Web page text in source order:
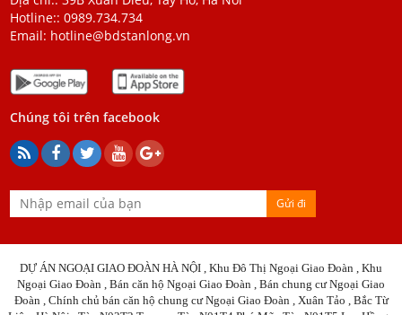
Hotline::0989.734.734
Email: hotline@bdstanlong.vn
Chúng tôi trên facebook
Gửi đi
DỰ ÁN NGOẠI GIAO ĐOÀN HÀ NỘI , Khu Đô Thị Ngoại Giao Đoàn , Khu
Ngoại Giao Đoàn , Bán căn hộ Ngoại Giao Đoàn , Bán chung cưNgoại Giao
Đoàn , Chính chủ bán căn hộ chung cư Ngoại Giao Đoàn , Xuân Tảo , Bắc Từ